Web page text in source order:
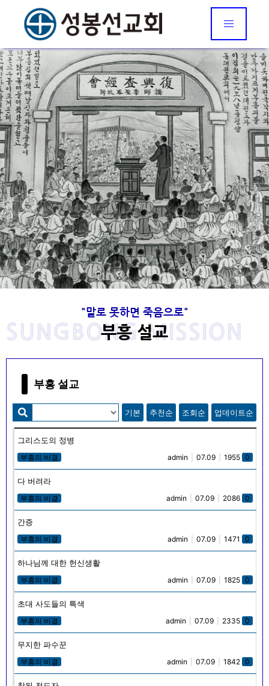
Welcome to SungBong Mission​
선봉선교회
‘말로 못하면 죽음으로’
내가 생명의 면류관을 네게 주리라" (계 2:10)
목사님 소개
사랑을 전하는 목회자로 복음을 전하는 부흥
사로
"너는 아이라 하지 말고 내가 너를 누구에게 보내든지 너는 가며 내
워 말라‥‥‥ 내가 오늘날 너로‥‥‥ 견고한 성읍, 쇠기둥, 놋성
벽이 되게 하였은즉 그들이 너를 치나 이기지 못하리니‥‥‥ 아
멘."
고 이성봉 목사님의 발자취는 주님께서 항상
동행하셨습니다.
성신이 너희에게 임하시면 너희가 권능을 얻고 또 예루살렘과 온 유
나의 갈 길을 내가 알지 못하고 내 할 일을 내가 알지 못하고 내 할
목사님 자료실
Welcome to SungBong Mission​
선봉선교회
‘말로 못하면 죽음으로’
내가 생명의 면류관을 네게 주리라" (계 2:10)
목사님 소개
사랑을 전하는 목회자로 복음을 전하는 부흥
사로
"너는 아이라 하지 말고 내가 너를 누구에게 보내든지 너는 가며 내
워 말라‥‥‥ 내가 오늘날 너로‥‥‥ 견고한 성읍, 쇠기둥, 놋성
벽이 되게 하였은즉 그들이 너를 치나 이기지 못하리니‥‥‥ 아
멘."
고 이성봉 목사님의 발자취는 주님께서 항상
동행하셨습니다.
성신이 너희에게 임하시면 너희가 권능을 얻고 또 예루살렘과 온 유
나의 갈 길을 내가 알지 못하고 내 할 일을 내가 알지 못하고 내 할
목사님 자료실
Welcome to SungBong Mission​
선봉선교회
‘말로 못하면 죽음으로’
내가 생명의 면류관을 네게 주리라" (계 2:10)
목사님 소개
사랑을 전하는 목회자로 복음을 전하는 부흥
사로
"너는 아이라 하지 말고 내가 너를 누구에게 보내든지 너는 가며 내
워 말라‥‥‥ 내가 오늘날 너로‥‥‥ 견고한 성읍, 쇠기둥, 놋성
벽이 되게 하였은즉 그들이 너를 치나 이기지 못하리니‥‥‥ 아
멘."
고 이성봉 목사님의 발자취는 주님께서 항상
동행하셨습니다.
성신이 너희에게 임하시면 너희가 권능을 얻고 또 예루살렘과 온 유
나의 갈 길을 내가 알지 못하고 내 할 일을 내가 알지 못하고 내 할
목사님 자료실
SUNGBONG MISSION
"말로 못하면 죽음으로"
부흥 설교
부흥 설교
기본 추천순 조회순 업데이트순
그리스도의 정병
부흥의 비결 admin 07.09 1955 0
다 버려라
부흥의 비결 admin 07.09 2086 0
간증
부흥의 비결 admin 07.09 1471 0
하나님께 대한 헌신생활
부흥의 비결 admin 07.09 1825 0
초대 사도들의 특색
부흥의 비결 admin 07.09 2335 0
무지한 파수꾼
부흥의 비결 admin 07.09 1842 0